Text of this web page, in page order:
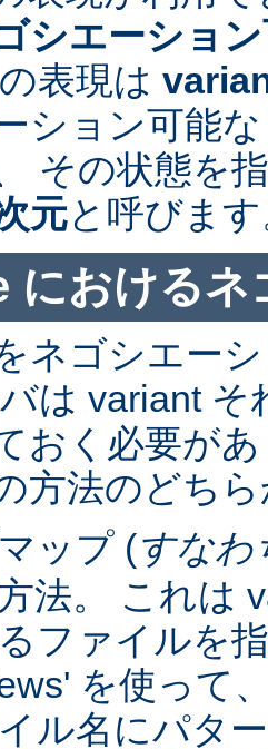
シエーショ
表現は
ション可能
その状態を
元と呼びま
におけるネ
ネゴシエー
は variant
おく必要が
方法のどち
ップ (すなわ
法。 これは
ファイルを
を使って
ル名にパタ